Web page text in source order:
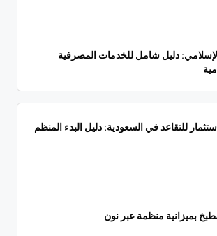
دليل شامل للخدمات المصرفية
للتقاعد في السعودية: دليل البدء المنظم
بميزانية منظمة عبر نون